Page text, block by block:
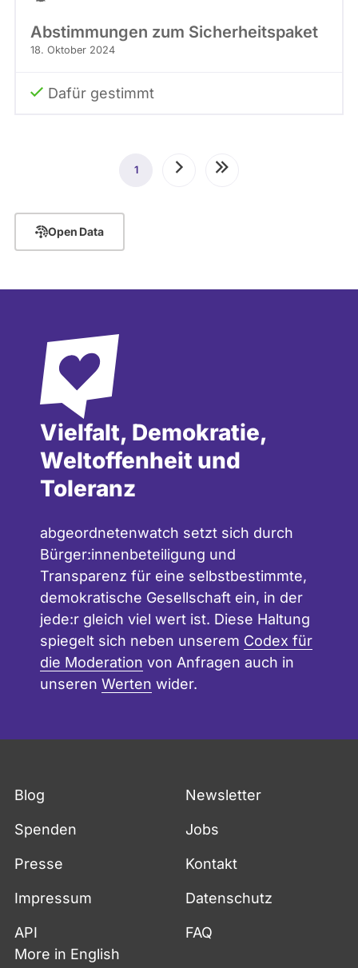
Abstimmungen zum Sicherheitspaket
18. Oktober 2024
Dafür gestimmt
Seitennummerierung
Aktuelle
1 NächsteLetzte
Open Data
Vielfalt, Demokratie,
Weltoffenheit und
Toleranz
abgeordnetenwatch setzt sich durch
Bürger:innenbeteiligung und
Transparenz für eine selbstbestimmte,
demokratische Gesellschaft ein, in der
jede:r gleich viel wert ist. Diese Haltung
spiegelt sich neben unserem Codex für
die Moderation von Anfragen auch in
unseren Werten wider.
Blog Newsletter
Spenden Jobs
Presse Kontakt
Impressum Datenschutz
API
FAQ
More in English